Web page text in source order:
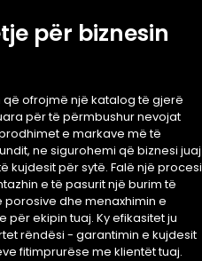
për biznesin
që ofrojmë një katalog të gjerë
për të përmbushur nevojat
e markave më të
ne sigurohemi që biznesi juaj
kujdesit për sytë. Falë një procesi
e të pasurit një burim të
porosive dhe menaxhimin e
për ekipin tuaj. Ky efikasitet ju
rëndësi - garantimin e kujdesit
fitimprurëse me klientët tuaj.